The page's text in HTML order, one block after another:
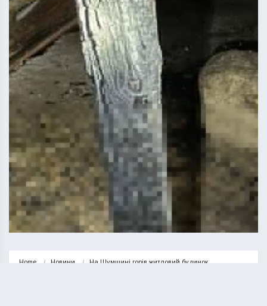
Home Новини На Шумщині горів житловий будинок